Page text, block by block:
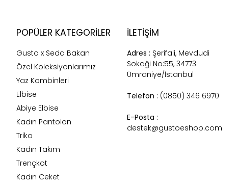
POPÜLER KATEGORILER
Gusto x Seda Bakan
Özel Koleksiyonlarımız
Yaz Kombinleri
Elbise
Abiye Elbise
Kadın Pantolon
Triko
Kadın Takım
Trençkot
Kadın Ceket
İLETİŞİM
Adres : Şerifali, Mevdudi
Sokaği No:55, 34773
Ümraniye/İstanbul
Telefon : (0850) 346 6970
E-Posta :
destek@gustoeshop.com